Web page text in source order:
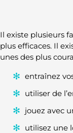
Il existe plusieurs
plus efficaces. Il
unes des plus
entraînez
utiliser de
jouez avec
utilisez une